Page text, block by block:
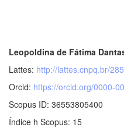
Leopoldina de Fátima
Lattes: http://lattes.cnpq.br/
Orcid: https://orcid.org/0000-
Scopus ID: 36553805400
Índice h Scopus: 15